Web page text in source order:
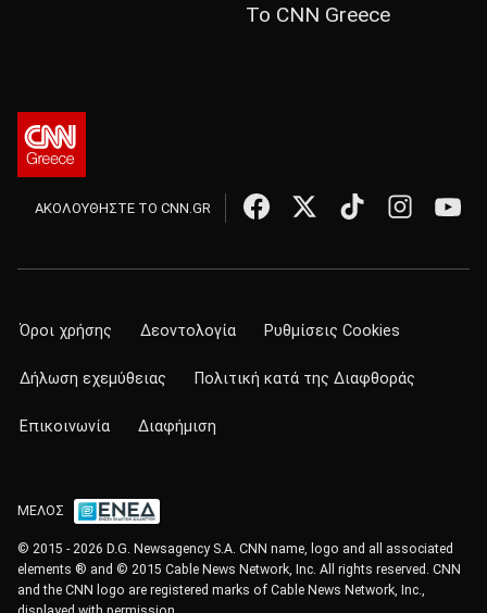
Το CNN Greece
ΑΚΟΛΟΥΘΗΣΤΕ ΤΟ CNN.GR
Όροι χρήσης Δεοντολογία Ρυθμίσεις Cookies
Δήλωση εχεμύθειας Πολιτική κατά της Διαφθοράς
Επικοινωνία Διαφήμιση
ΜΕΛΟΣ
© 2015 - 2026 D.G. Newsagency S.A. CNN name, logo and all associated
elements ® and © 2015 Cable News Network, Inc. All rights reserved. CNN
and the CNN logo are registered marks of Cable News Network, Inc.,